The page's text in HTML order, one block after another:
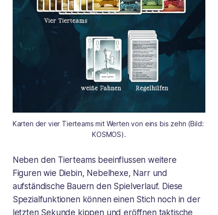
Karten der vier Tierteams mit Werten von eins bis zehn (Bild:
KOSMOS).
Neben den Tierteams beeinflussen weitere
Figuren wie Diebin, Nebelhexe, Narr und
aufständische Bauern den Spielverlauf. Diese
Spezialfunktionen können einen Stich noch in der
letzten Sekunde kippen und eröffnen taktische